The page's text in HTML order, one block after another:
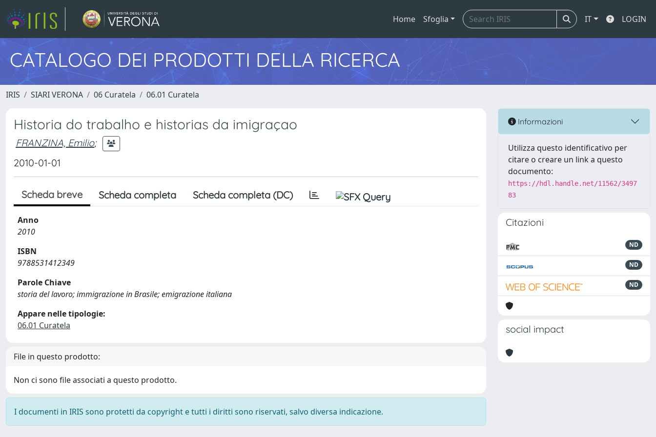
Home Sfoglia IT LOGIN
CATALOGO DEI PRODOTTI DELLA RICERCA
IRIS SIARI VERONA 06 Curatela 06.01 Curatela
Historia do trabalho e historias da imigraçao
FRANZINA, Emilio;
2010-01-01
Scheda breve Scheda completa Scheda completa (DC)
Anno
2010
ISBN
9788531412349
Parole Chiave
storia del lavoro; immigrazione in Brasile; emigrazione italiana
Appare nelle tipologie:
06.01 Curatela
File in questo prodotto:
Non ci sono file associati a questo prodotto.
I documenti in IRIS sono protetti da copyright e tutti i diritti sono riservati, salvo diversa indicazione.
Informazioni
Utilizza questo identificativo per
citare o creare un link a questo
documento:
https://hdl.handle.net/11562/3497
83
Citazioni
ND
ND
ND
social impact